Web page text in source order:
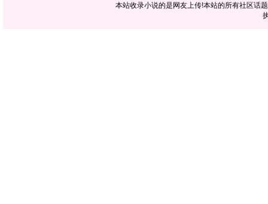
本站收录小说的是网友上传!本站的所有社区话